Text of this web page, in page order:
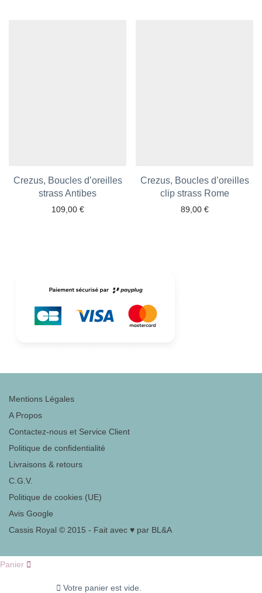
Crezus, Boucles d’oreilles
strass Antibes
109,00 €
Ajouter aux favoris
Crezus, Boucles d’oreilles
clip strass Rome
89,00 €
Ajouter aux favoris
Mentions Légales
A Propos
Contactez-nous et Service Client
Politique de confidentialité
Livraisons & retours
C.G.V.
Politique de cookies (UE)
Avis Google
Cassis Royal © 2015 - Fait avec ♥ par BL&A
Panier
Votre panier est vide.